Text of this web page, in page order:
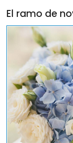
El ramo de